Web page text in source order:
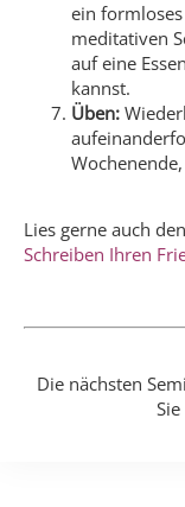
ein
meditativen
auf eine
kannst.
Üben:
Lies gerne auch
Schreiben Ihren
Die nächsten